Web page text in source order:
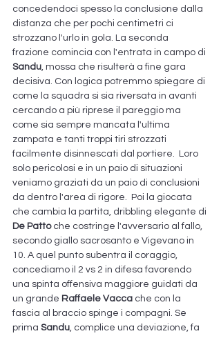
concedendoci spesso la conclusione dalla
distanza che per pochi centimetri ci
strozzano l'urlo in gola. La seconda
frazione comincia con l'entrata in campo di
Sandu, mossa che risulterà a fine gara
decisiva. Con logica potremmo spiegare di
come la squadra si sia riversata in avanti
cercando a più riprese il pareggio ma
come sia sempre mancata l'ultima
zampata e tanti troppi tiri strozzati
facilmente disinnescati dal portiere.  Loro
solo pericolosi e in un paio di situazioni
veniamo graziati da un paio di conclusioni
da dentro l'area di rigore.  Poi la giocata
che cambia la partita, dribbling elegante di
De Patto che costringe l'avversario al fallo,
secondo giallo sacrosanto e Vigevano in
10. A quel punto subentra il coraggio,
concediamo il 2 vs 2 in difesa favorendo
una spinta offensiva maggiore guidati da
un grande Raffaele Vacca che con la
fascia al braccio spinge i compagni. Se
prima Sandu, complice una deviazione, fa